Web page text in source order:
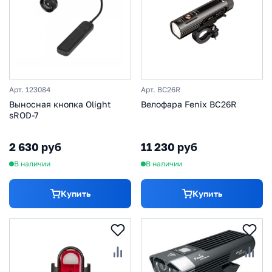
Арт. 123084
Выносная кнопка Olight
sROD-7
2 630 руб
В наличии
Купить
Арт. BC26R
Велофара Fenix BC26R
11 230 руб
В наличии
Купить